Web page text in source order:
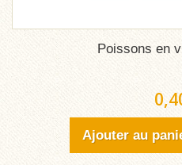
Poissons en
Ajouter au